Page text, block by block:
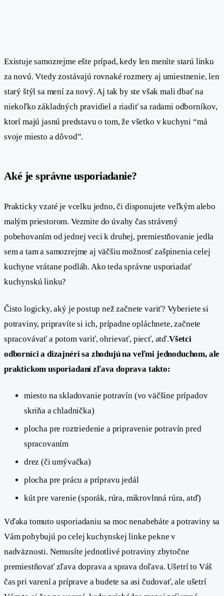
Existuje samozrejme ešte prípad, kedy len meníte starú linku
za novú. Vtedy zostávajú rovnaké rozmery aj umiestnenie, len
starý štýl sa mení za nový. Aj tak by ste však mali dbať na
niekoľko základných pravidiel a riadiť sa radami odborníkov,
ktorí majú jasnú predstavu o tom, že všetko v kuchyni “má
svoje miesto a dôvod”.
Aké je správne usporiadanie?
Prakticky vzaté je vcelku jedno, či disponujete veľkým alebo
malým priestorom. Vezmite do úvahy čas strávený
pobehovaním od jednej veci k druhej, premiestňovanie jedla
sem a tam a samozrejme aj väčšiu možnosť zašpinenia celej
kuchyne vrátane podláh. Ako teda správne usporiadať
kuchynskú linku?
Čisto logicky, aký je postup než začnete variť? Vyberiete si
potraviny, pripravíte si ich, prípadne opláchnete, začnete
spracovávať a potom variť, ohrievať, piecť, atď.Všetci
odborníci a dizajnéri sa zhodujú na veľmi jednoduchom, ale
praktickom usporiadaní zľava doprava takto:
miesto na skladovanie potravín (vo väčšine prípadov
skriňa a chladnička)
plocha pre roztriedenie a pripravenie potravín pred
spracovaním
drez (či umývačka)
plocha pre prácu a prípravu jedál
kút pre varenie (sporák, rúra, mikrovlnná rúra, atď)
Vďaka tomuto usporiadaniu sa moc nenabeháte a potraviny sa
Vám pohybujú po celej kuchynskej linke pekne v
nadväznosti. Nemusíte jednotlivé potraviny zbytočne
premiestňovať zľava doprava a sprava doľava. Ušetrí to Váš
čas pri varení a príprave a budete sa asi čudovať, ale ušetrí